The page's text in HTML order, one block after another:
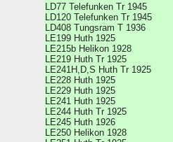
LD77 Telefunken Tr 1945
LD120 Telefunken Tr 1945
LD408 Tungsram T 1936
LE199 Huth 1925
LE215b Helikon 1928
LE219 Huth Tr 1925
LE241H,D,S Huth Tr 1925
LE228 Huth 1925
LE229 Huth 1925
LE241 Huth 1925
LE244 Huth Tr 1925
LE245 Huth 1926
LE250 Helikon 1928